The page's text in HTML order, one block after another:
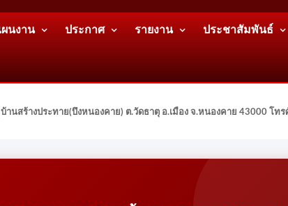
ผนงาน ประกาศ รายงาน ประชาสัมพันธ์
านสร้างประทาย(บึงหนองคาย) ต.วัดธาตุ อ.เมือง จ.หนองคาย 43000 โ